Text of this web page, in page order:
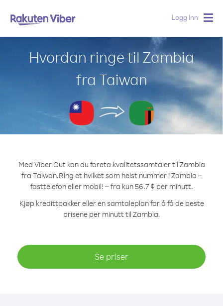
Logg Inn
Hvordan ringe til Zambia
fra Taiwan
Med Viber Out kan du foreta kvalitetssamtaler til Zambia
fra Taiwan.Ring et hvilket som helst nummer i Zambia –
fasttelefon eller mobil! – fra kun 56.7 ¢ per minutt.
Kjøp kredittpakker eller en samtaleplan for å få de beste
prisene per minutt til Zambia.
Se priser